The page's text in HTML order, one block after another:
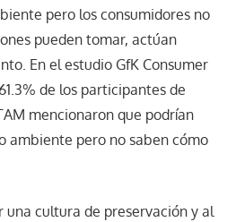
pero los consumidores no
pueden tomar, actúan
En el estudio GfK Consumer
de los participantes de
mencionaron que podrían
ambiente pero no saben cómo
una cultura de preservación y al